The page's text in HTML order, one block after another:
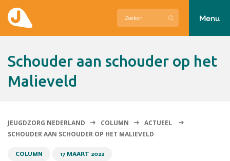
Contact
Menu
Schouder aan schouder op het
Malieveld
JEUGDZORG NEDERLAND COLUMN
ACTUEEL
SCHOUDER AAN SCHOUDER OP HET MALIEVELD
COLUMN 17 MAART 2022